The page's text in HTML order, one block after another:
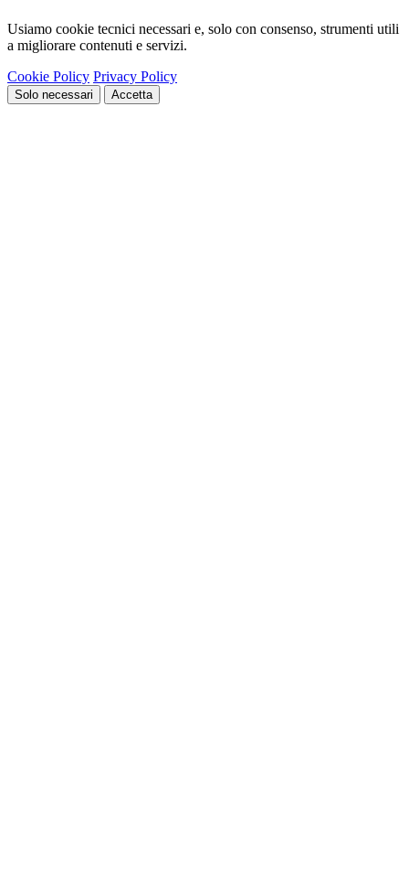
Usiamo cookie tecnici necessari e, solo con consenso, strumenti utili
a migliorare contenuti e servizi.
Cookie Policy Privacy Policy
Solo necessari Accetta